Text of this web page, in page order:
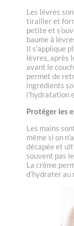
Les lèvres
tirailler et
petite et
baume à
Il s’applique
lèvres, après
avant le
permet de
ingrédients
l’hydratation
Protéger les
Les mains
même si on
décapée et
souvent pas
La crème
d’hydrater au